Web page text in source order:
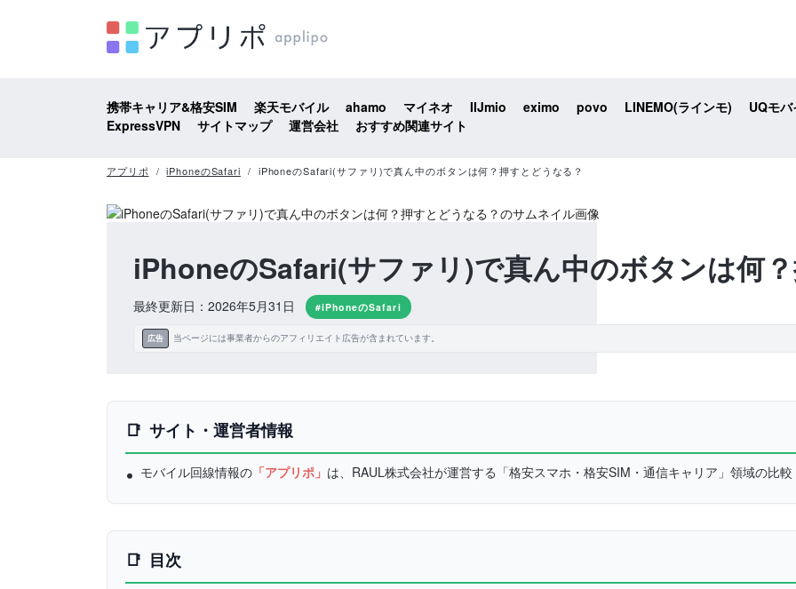
携帯キャリア&格安SIM 楽天モバイル ahamo マイネオ IIJmio eximo povo LINEMO(ラインモ)
UQモ
ExpressVPN
サイトマップ 運営会社 おすすめ関連サイト
アプリポ iPhoneのSafari iPhoneのSafari(サファリ)で真ん中のボタンは何？押すとどうなる？
iPhoneのSafari(サファリ)で真ん中のボタンは何
最終更新日：2026年5月31日 #iPhoneのSafari
広告 当ページには事業者からのアフィリエイト広告が含まれています。
サイト・運営者情報
モバイル回線情報の 「アプリポ」 は、RAUL株式会社が運営する「格安スマホ・格安SIM・通信キャリア」領域の比
目次